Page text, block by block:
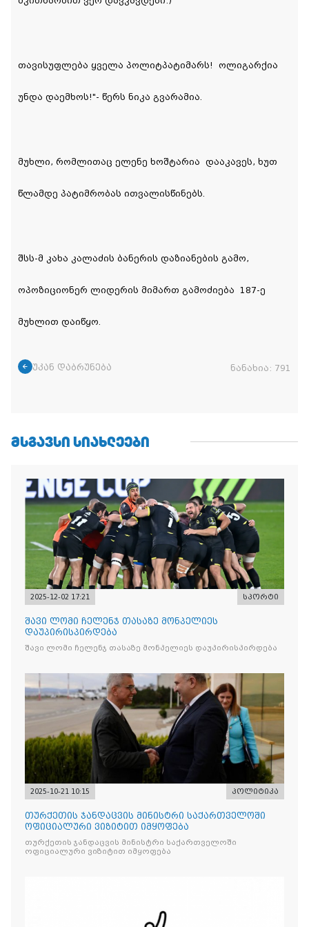
თავისუფლება ყველა პოლიტპატიმარს! ოლიგარქია
უნდა დაემხოს!"- წერს ნიკა გვარამია.
მუხლი, რომლითაც ელენე ხოშტარია დააკავეს, ხუთ
წლამდე პატიმრობას ითვალისწინებს.
შსს-მ კახა კალაძის ბანერის დაზიანების გამო,
ოპოზიციონერ ლიდერის მიმართ გამოძიება 187-ე
მუხლით დაიწყო.
უკან დაბრუნება ნანახია: 791
ᲛᲡᲒᲐᲕᲡᲘ ᲡᲘᲐᲮᲚᲔᲔᲑᲘ
2025-12-02 17:21 სპორტი
შავი ლომი ჩელენჯ თასაზე მონპელიეს
დაუპირისპირდება
შავი ლომი ჩელენჯ თასაზე მონპელიეს დაუპირისპირდება
2025-10-21 10:15 პოლიტიკა
თურქეთის ჯანდაცვის მინისტრი საქართველოში
ოფიციალური ვიზიტით იმყოფება
თურქეთის ჯანდაცვის მინისტრი საქართველოში
ოფიციალური ვიზიტით იმყოფება